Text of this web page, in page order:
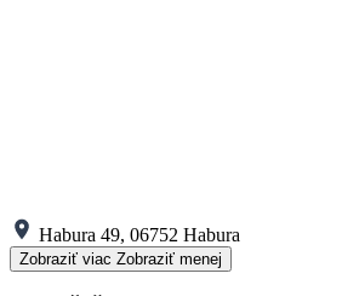
Habura 49, 06752 Habura
Zobraziť viac Zobraziť menej